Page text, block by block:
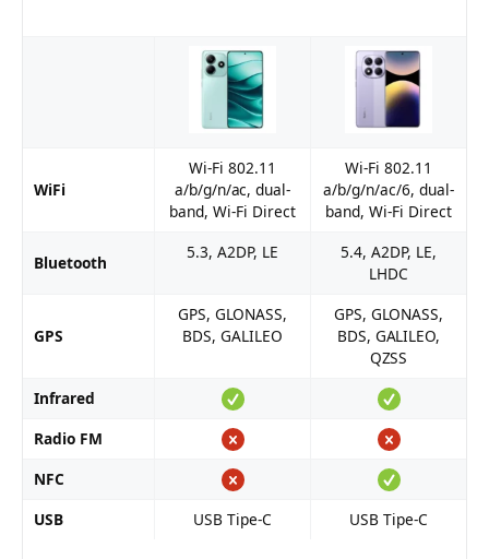
WiFi
Wi-Fi 802.11
a/b/g/n/ac, dual-
band, Wi-Fi Direct
Wi-Fi 802.11
a/b/g/n/ac/6, dual-
band, Wi-Fi Direct
Bluetooth
5.3, A2DP, LE
5.4, A2DP, LE,
LHDC
GPS
GPS, GLONASS,
BDS, GALILEO
GPS, GLONASS,
BDS, GALILEO,
QZSS
Infrared
Radio FM
NFC
USB
USB Tipe-C USB Tipe-C